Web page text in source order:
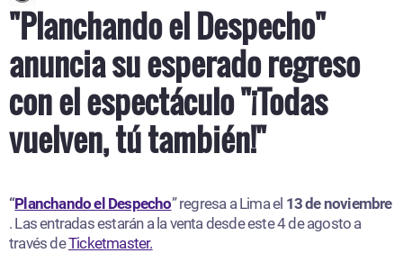
"Planchando el Despecho"
anuncia su esperado regreso
con el espectáculo "¡Todas
vuelven, tú también!"
“Planchando el Despecho” regresa a Lima el 13 de noviembre
. Las entradas estarán a la venta desde este 4 de agosto a
través deTicketmaster.